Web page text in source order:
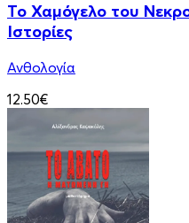
Το Χαμόγελο του
Ιστορίες
Ανθολογία
12.50€